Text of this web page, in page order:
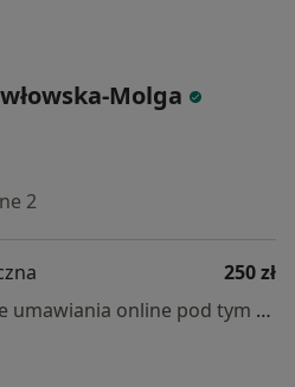
Molga
2
250 zł
Specjalista nie oferuje umawiania online pod tym adresem.